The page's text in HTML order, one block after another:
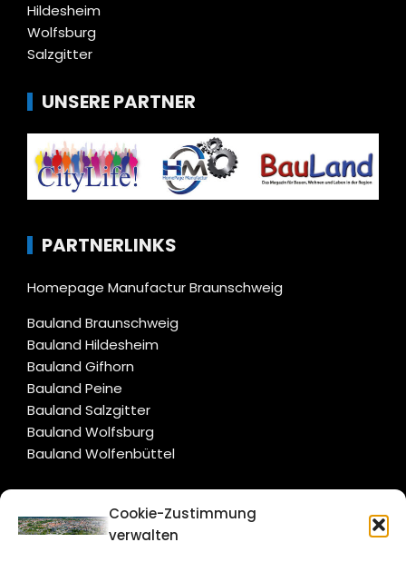
Cookie-Zustimmung
verwalten
Hildesheim
Wolfsburg
Salzgitter
UNSERE PARTNER
PARTNERLINKS
Homepage Manufactur Braunschweig
Bauland Braunschweig
Bauland Hildesheim
Bauland Gifhorn
Bauland Peine
Bauland Salzgitter
Bauland Wolfsburg
Bauland Wolfenbüttel
CITYLIFE!